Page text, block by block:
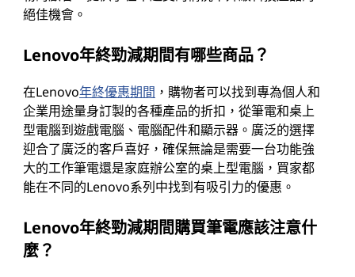
絕佳機會。
Lenovo年終勁減期間有哪些商品？
在Lenovo年終優惠期間 ，購物者可以找到專為個人和
企業用途量身訂製的各種產品的折扣，從筆電和桌上
型電腦到遊戲電腦、電腦配件和顯示器。廣泛的選擇
迎合了廣泛的客戶喜好，確保無論是需要一台功能強
大的工作筆電還是家庭辦公室的桌上型電腦，買家都
能在不同的Lenovo系列中找到有吸引力的優惠。
Lenovo年終勁減期間購買筆電應該注意什
麼？